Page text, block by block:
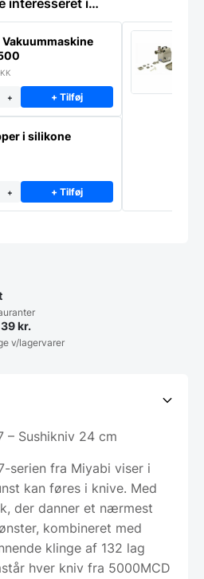
interesseret i…
Vakuummaskine
+ + Tilføj
i silikone
+ + Tilføj
kr.
v/lagervarer
– Sushikniv 24 cm
serien fra Miyabi viser i
kan føres i knive. Med
der danner et nærmest
kombineret med
klinge af 132 lag
hver kniv fra 5000MCD